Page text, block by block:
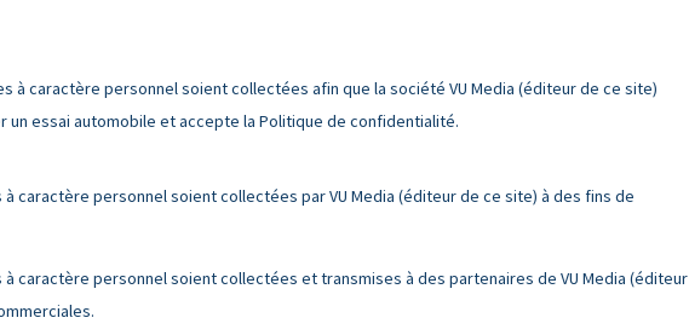
à caractère personnel soient collectées afin que la société VU Media (éditeur de ce site)
un essai automobile et accepte la Politique de confidentialité.
caractère personnel soient collectées par VU Media (éditeur de ce site) à des fins de
à caractère personnel soient collectées et transmises à des partenaires de VU Media (éditeur